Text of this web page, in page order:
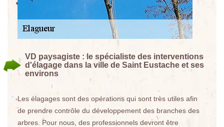
VD paysagiste : le spécialiste des interventions
d'élagage dans la ville de Saint Eustache et ses
environs
Les élagages sont des opérations qui sont très utiles afin
de prendre contrôle du développement des branches des
arbres. Pour nous, des professionnels devront être